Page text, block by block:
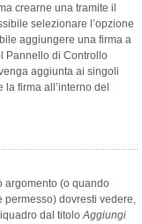
crearne una tramite il
selezionare l’opzione
aggiungere una firma a
Pannello di Controllo
aggiunta ai singoli
firma all’interno del
argomento (o quando
permesso) dovresti vedere,
dal titoloAggiungi